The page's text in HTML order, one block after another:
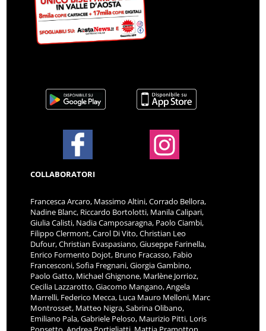
COLLABORATORI
Francesca Arcaro, Massimo Altini, Corrado Bellora,
Nadine Blanc, Riccardo Bortolotti, Manila Calipari,
Giulia Calisti, Nadia Camposaragna, Paolo Ciambi,
Filippo Clermont, Carol Di Vito, Christian Leo
Dufour, Christian Evaspasiano, Giuseppe Farinella,
Enrico Formento Dojot, Bruno Fracasso, Fabio
Francesconi, Sofia Fregnani, Giorgia Gambino,
Paolo Gatto, Michael Ghignone, Marlène Jorrioz,
Cecilia Lazzarotto, Giacomo Mangano, Angela
Marrelli, Federico Mecca, Luca Mauro Melloni, Marc
Montrosset, Matteo Nigra, Sabrina Olibano,
Emiliano Pala, Gabriele Peloso, Maurizio Pitti, Loris